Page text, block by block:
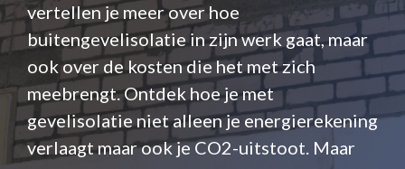
vertellen je meer over hoe
buitengevelisolatie in zijn werk gaat, maar
ook over de kosten die het met zich
meebrengt. Ontdek hoe je met
gevelisolatie niet alleen je energierekening
verlaagt maar ook je CO2-uitstoot. Maar